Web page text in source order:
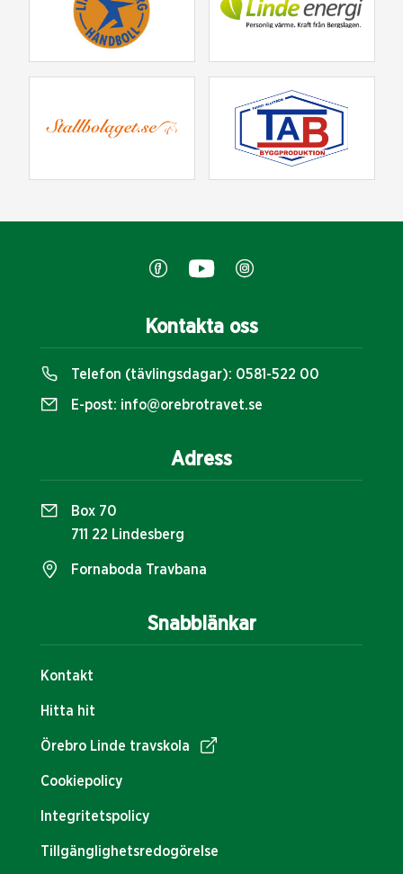
Snabblänkar
Kontakt
Hitta hit
Örebro Linde travskola
Cookiepolicy
Integritetspolicy
Tillgänglighetsredogörelse
Kontakta oss
Telefon (tävlingsdagar): 0581-522 00
E-post: info@orebrotravet.se
Adress
Box 70
711 22 Lindesberg
Fornaboda Travbana